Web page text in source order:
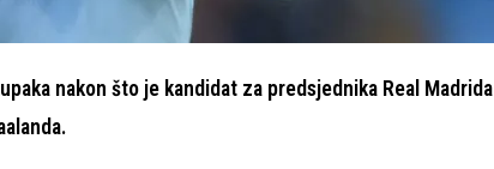
nakon što je kandidat za predsjednika Real Madrida